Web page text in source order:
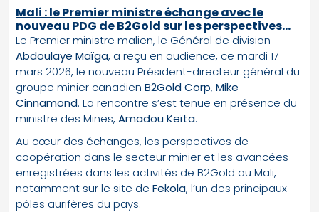
Mali : le Premier ministre échange avec le
nouveau PDG de B2Gold sur les perspectives
minières
Le Premier ministre malien, le Général de division
Abdoulaye Maïga, a reçu en audience, ce mardi 17
mars 2026, le nouveau Président-directeur général du
groupe minier canadien B2Gold Corp, Mike
Cinnamond. La rencontre s’est tenue en présence du
ministre des Mines, Amadou Keïta.
Au cœur des échanges, les perspectives de
coopération dans le secteur minier et les avancées
enregistrées dans les activités de B2Gold au Mali,
notamment sur le site de Fekola, l’un des principaux
pôles aurifères du pays.